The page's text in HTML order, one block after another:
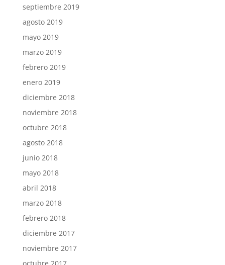
septiembre 2019
agosto 2019
mayo 2019
marzo 2019
febrero 2019
enero 2019
diciembre 2018
noviembre 2018
octubre 2018
agosto 2018
junio 2018
mayo 2018
abril 2018
marzo 2018
febrero 2018
diciembre 2017
noviembre 2017